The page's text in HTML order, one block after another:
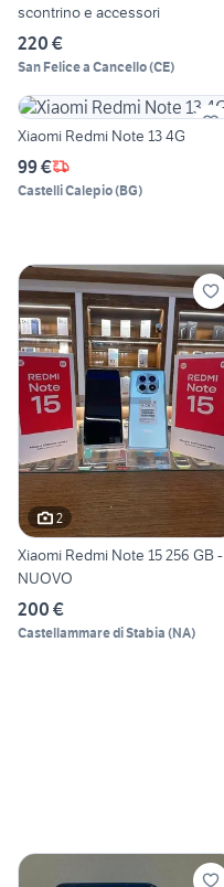
scontrino e accessori
220 €
San Felice a Cancello(CE)
Xiaomi Redmi Note 13 4G
99 €
Castelli Calepio(BG)
2
Xiaomi Redmi Note 15 256 GB -
NUOVO
200 €
Castellammare di Stabia (NA)